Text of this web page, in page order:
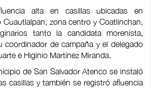
alta en casillas ubicadas en
zona centro y Coatlinchan,
tanto la candidata morenista,
coordinador de campaña y el delegado
e Higinio Martínez Miranda.
de San Salvador Atenco se instaló
casillas y también se registró afluencia